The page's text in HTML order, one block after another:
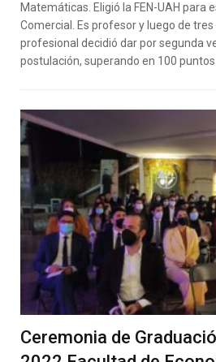
Matemáticas. Eligió la FEN-UAH para
Comercial. Es profesor y luego de
profesional decidió dar por segunda
postulación, superando en 100
Ceremonia de